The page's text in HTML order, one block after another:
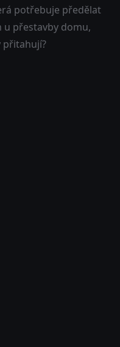
potřebuje předělat
u přestavby domu,
přitahují?